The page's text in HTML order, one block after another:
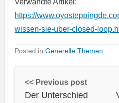
Verwandte Artikel:
https://
wissen-sie-uber-closed-
Posted in Generelle Themen
<< Previous post
Der Unterschied